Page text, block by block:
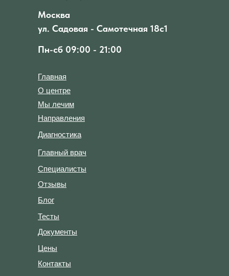
Москва
ул. Садовая - Самотечная 18с1
Пн-сб 09:00 - 21:00
Специалисты
Отзывы
Цены
Документы
Блог
Главная
О центре
Главный врач
Направления
Мы лечим
Диагностика
Тесты
Контакты